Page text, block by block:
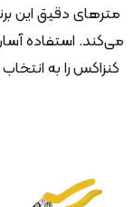
مترهای دقیق این
می‌کند. استفاده
کنزاکس را به